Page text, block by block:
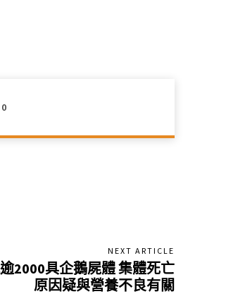
0
NEXT ARTICLE
2000具企鵝屍體 集體死亡
原因疑與營養不良有關